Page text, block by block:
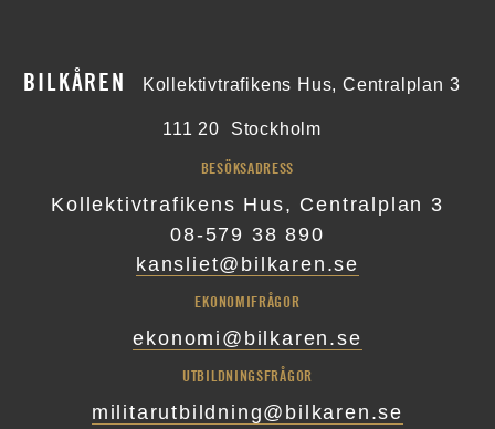
BILKÅREN Kollektivtrafikens Hus, Centralplan 3
111 20 Stockholm
BESÖKSADRESS
Kollektivtrafikens Hus, Centralplan 3
08-579 38 890
kansliet@bilkaren.se
EKONOMIFRÅGOR
ekonomi@bilkaren.se
UTBILDNINGSFRÅGOR
militarutbildning@bilkaren.se